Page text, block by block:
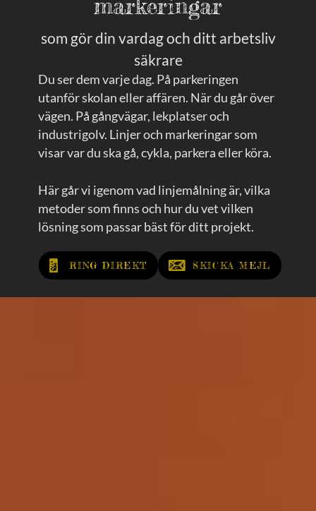
markeringar
som gör din vardag och ditt arbetsliv
säkrare
Du ser dem varje dag. På parkeringen
utanför skolan eller affären. När du går över
vägen. På gångvägar, lekplatser och
industrigolv. Linjer och markeringar som
visar var du ska gå, cykla, parkera eller köra.
Här går vi igenom vad linjemålning är, vilka
metoder som finns och hur du vet vilken
lösning som passar bäst för ditt projekt.
RING DIREKT SKICKA MEJL